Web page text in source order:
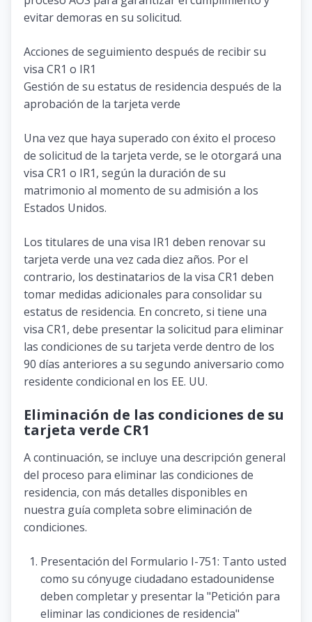
evitar demoras en su solicitud.
Acciones de seguimiento después de recibir su
visa CR1 o IR1
Gestión de su estatus de residencia después de la
aprobación de la tarjeta verde
Una vez que haya superado con éxito el proceso
de solicitud de la tarjeta verde, se le otorgará una
visa CR1 o IR1, según la duración de su
matrimonio al momento de su admisión a los
Estados Unidos.
Los titulares de una visa IR1 deben renovar su
tarjeta verde una vez cada diez años. Por el
contrario, los destinatarios de la visa CR1 deben
tomar medidas adicionales para consolidar su
estatus de residencia. En concreto, si tiene una
visa CR1, debe presentar la solicitud para eliminar
las condiciones de su tarjeta verde dentro de los
90 días anteriores a su segundo aniversario como
residente condicional en los EE. UU.
Eliminación de las condiciones de su
tarjeta verde CR1
A continuación, se incluye una descripción general
del proceso para eliminar las condiciones de
residencia, con más detalles disponibles en
nuestra guía completa sobre eliminación de
condiciones.
Presentación del Formulario I-751: Tanto usted
como su cónyuge ciudadano estadounidense
deben completar y presentar la "Petición para
eliminar las condiciones de residencia"